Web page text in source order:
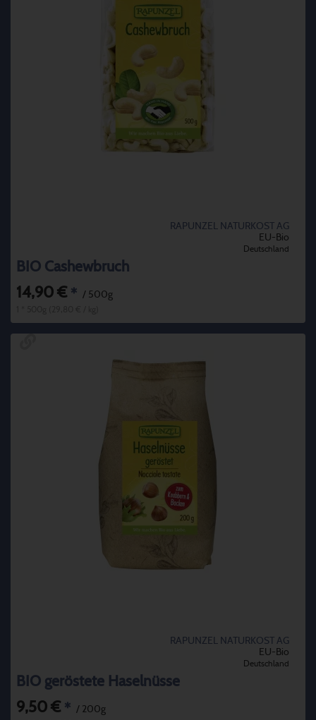
RAPUNZEL NATURKOST AG
EU-Bio
Deutschland
BIO Cashewbruch
14,90 € * / 500g
RAPUNZEL NATURKOST AG
EU-Bio
Deutschland
BIO geröstete Haselnüsse
9,50 € * / 200g